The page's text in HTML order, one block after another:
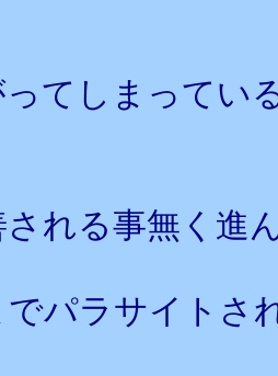
てしまってい
れる事無く進
パラサイトさ